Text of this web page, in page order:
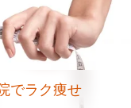
でラク痩せ